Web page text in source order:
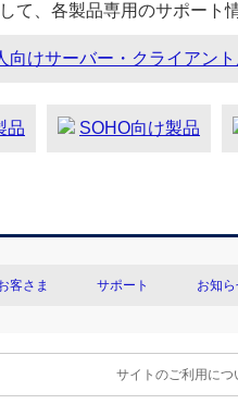
て、各製品専用のサポート
向けサーバー・クライアン
品 SOHO向け製品
客さま サポート お知
サイトのご利用につ